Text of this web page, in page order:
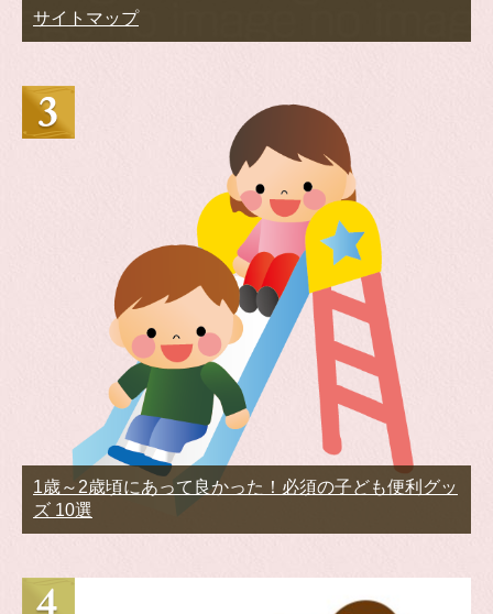
サイトマップ
1歳～2歳頃にあって良かった！必須の子ども便利グッ
ズ 10選